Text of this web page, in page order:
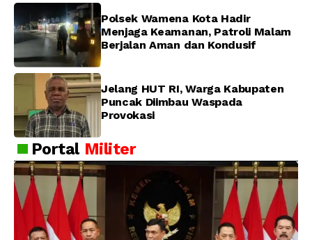
Polsek Wamena Kota Hadir
Menjaga Keamanan, Patroli Malam
Berjalan Aman dan Kondusif
Jelang HUT RI, Warga Kabupaten
Puncak Diimbau Waspada
Provokasi
Portal Militer